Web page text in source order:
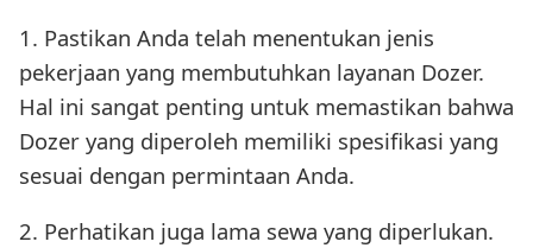
1. Pastikan Anda telah menentukan jenis
pekerjaan yang membutuhkan layanan Dozer.
Hal ini sangat penting untuk memastikan bahwa
Dozer yang diperoleh memiliki spesifikasi yang
sesuai dengan permintaan Anda.
2. Perhatikan juga lama sewa yang diperlukan.